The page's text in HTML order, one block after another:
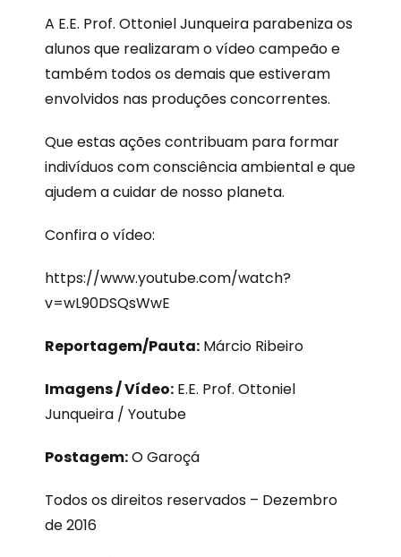
A E.E. Prof. Ottoniel Junqueira parabeniza os
alunos que realizaram o vídeo campeão e
também todos os demais que estiveram
envolvidos nas produções concorrentes.
Que estas ações contribuam para formar
indivíduos com consciência ambiental e que
ajudem a cuidar de nosso planeta.
Confira o vídeo:
https://www.youtube.com/watch?
v=wL90DSQsWwE
Reportagem/Pauta: Márcio Ribeiro
Imagens / Vídeo: E.E. Prof. Ottoniel
Junqueira / Youtube
Postagem:O Garoçá
Todos os direitos reservados – Dezembro
de 2016